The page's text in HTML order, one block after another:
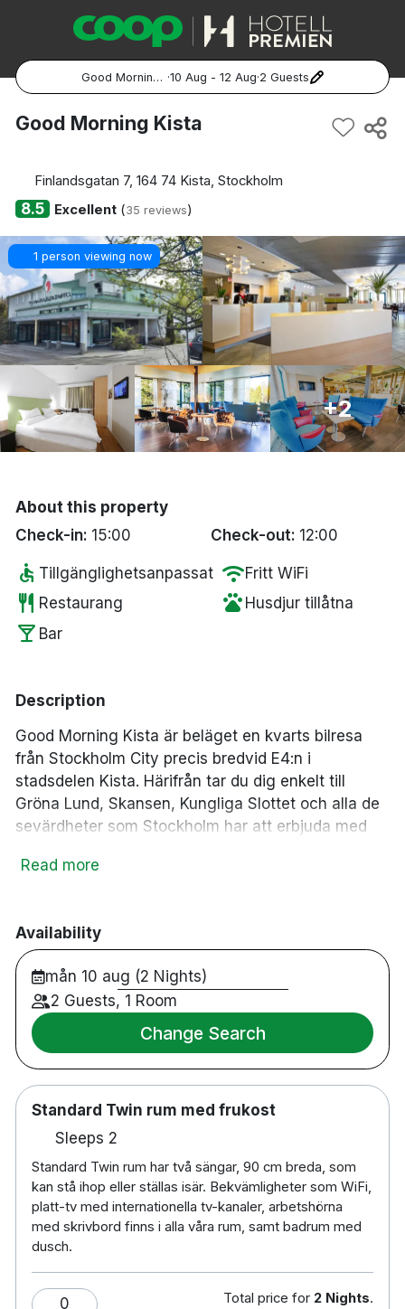
Good Morning Kista ·10 Aug - 12 Aug·2 Guests
Popular Destinations:
Göteborg
Malmö
Hela Norge
Oslo
Bergen
Done
Good Morning Kista
Finlandsgatan 7, 164 74 Kista, Stockholm
8.5 Excellent(35 reviews)
1 person viewing now
+2
About this property
Check-in: 15:00 Check-out: 12:00
accessible Tillgänglighetsanpassat wifiFritt WiFi
restaurant Restaurang pets Husdjur tillåtna
local_bar Bar
Description
Good Morning Kista är beläget en kvarts bilresa
från Stockholm City precis bredvid E4:n i
stadsdelen Kista. Härifrån tar du dig enkelt till
Gröna Lund, Skansen, Kungliga Slottet och alla de
sevärdheter som Stockholm har att erbjuda med
av och stilla hungern. På kvällarna serverar vi
87 rum
Dubbelrum
Badrum med dusch
Skrivbord
Gratis dagstidning
Restaurang
Tvättservice
Husdjur tillåts mot en avgift
Handikappsanpassade rum finns tillgängliga
Parkering mot en avgift
Rökfritt
5 minuters promenad till Akalla
tunnelbanestation
30 minuters promenad till Kista Galleria &
Read more
Availability
mån 10 aug (2 Nights)
2 Guests, 1 Room
Change Search
Standard Twin rum med frukost
Sleeps 2
Standard Twin rum har två sängar, 90 cm breda, som
kan stå ihop eller ställas isär. Bekvämligheter som WiFi,
platt-tv med internationella tv-kanaler, arbetshörna
med skrivbord finns i alla våra rum, samt badrum med
dusch.
0 Total price for 2 Nights.